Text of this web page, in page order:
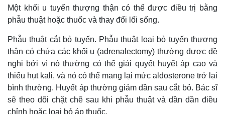
Một khối u tuyến thượng thận có thể được điều trị bằng
phẫu thuật hoặc thuốc và thay đổi lối sống.
Phẫu thuật cắt bỏ tuyến. Phẫu thuật loại bỏ tuyến thượng
thận có chứa các khối u (adrenalectomy) thường được đề
nghị bởi vì nó thường có thể giải quyết huyết áp cao và
thiếu hụt kali, và nó có thể mang lại mức aldosterone trở lại
bình thường. Huyết áp thường giảm dần sau cắt bỏ. Bác sĩ
sẽ theo dõi chặt chẽ sau khi phẫu thuật và dần dần điều
chỉnh hoặc loại bỏ áp thuốc.